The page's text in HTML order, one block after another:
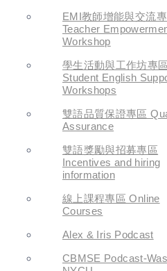
EMI教師增能與交流
Teacher
Workshop
學生活動與工作坊專區
Student English
Workshops
雙語品質保證專區
Assurance
雙語獎勵與招募專區
Incentives and hiring
information
線上課程專區 Online
Courses
Alex & Iris Podcast
CBMSE Podcast-